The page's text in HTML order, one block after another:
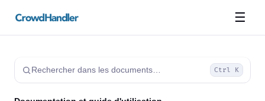
☰
Rechercher dans les documents… Ctrl K